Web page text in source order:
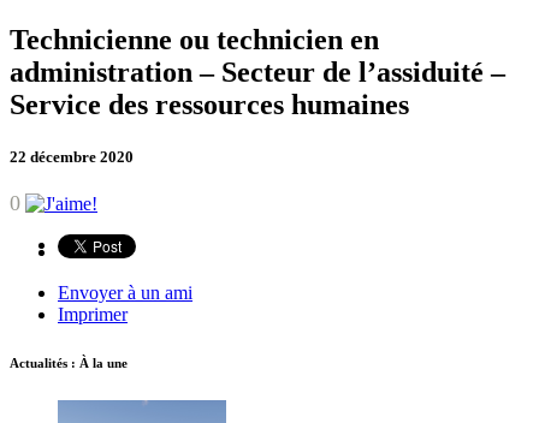
Technicienne ou technicien en
administration – Secteur de l’assiduité –
Service des ressources humaines
22 décembre 2020
0
Envoyer à un ami
Imprimer
Actualités : À la une